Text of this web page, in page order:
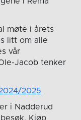
møte i årets
litt om alle
vår
Jacob tenker
2025
i Nadderud
Kjøp